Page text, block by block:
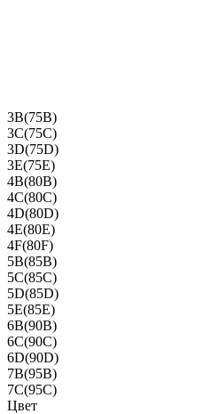
3B(75B)
3C(75C)
3D(75D)
3E(75E)
4B(80B)
4C(80C)
4D(80D)
4E(80E)
4F(80F)
5B(85B)
5C(85C)
5D(85D)
5E(85E)
6B(90B)
6C(90C)
6D(90D)
7B(95B)
7C(95C)
Цвет